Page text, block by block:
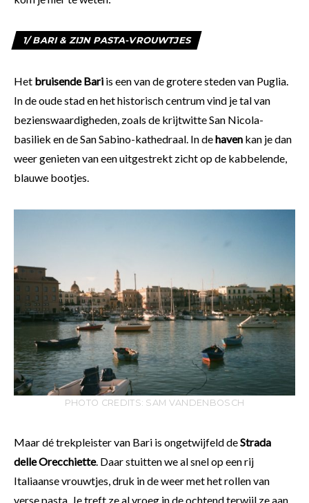
1/ BARI & ZIJN PASTA-VROUWTJES
Het bruisende Bari is een van de grotere steden van Puglia.
In de oude stad en het historisch centrum vind je tal van
bezienswaardigheden, zoals de krijtwitte San Nicola-
basiliek en de San Sabino-kathedraal. In dehaven kan je dan
weer genieten van een uitgestrekt zicht op de kabbelende,
blauwe bootjes.
PHOTO CREDITS: SAM VANDENBOSCH
Maar dé trekpleister van Bari is ongetwijfeld deStrada
delle Orecchiette. Daar stuitten we al snel op een rij
Italiaanse vrouwtjes, druk in de weer met het rollen van
verse pasta. Je treft ze al vroeg in de ochtend terwijl ze aan